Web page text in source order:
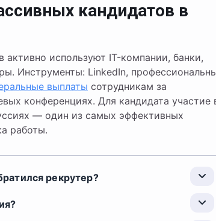
кандидатов в
используют IT-компании, банки,
Инструменты: LinkedIn,
выплаты сотрудникам за
конференциях. Для кандидата участие
— один из самых эффективных
работы.
рекрутер?